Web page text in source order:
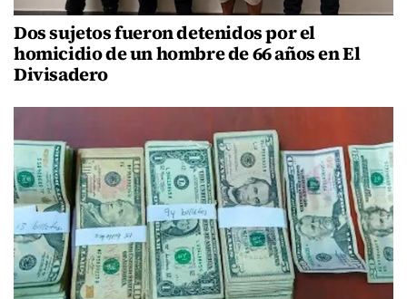
Dos sujetos fueron detenidos por el
homicidio de un hombre de 66 años en El
Divisadero